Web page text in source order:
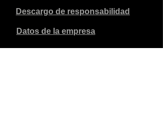
Descargo de responsabilidad
Datos de la empresa